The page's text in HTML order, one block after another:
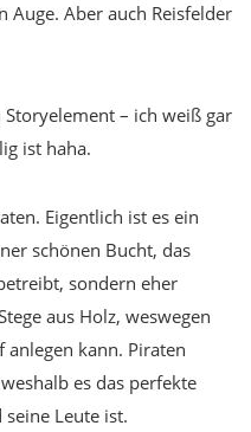
Aber auch Reisfelder
– ich weiß gar
ist haha.
Eigentlich ist es ein
schönen Bucht, das
sondern eher
aus Holz, weswegen
kann. Piraten
es das perfekte
Leute ist.